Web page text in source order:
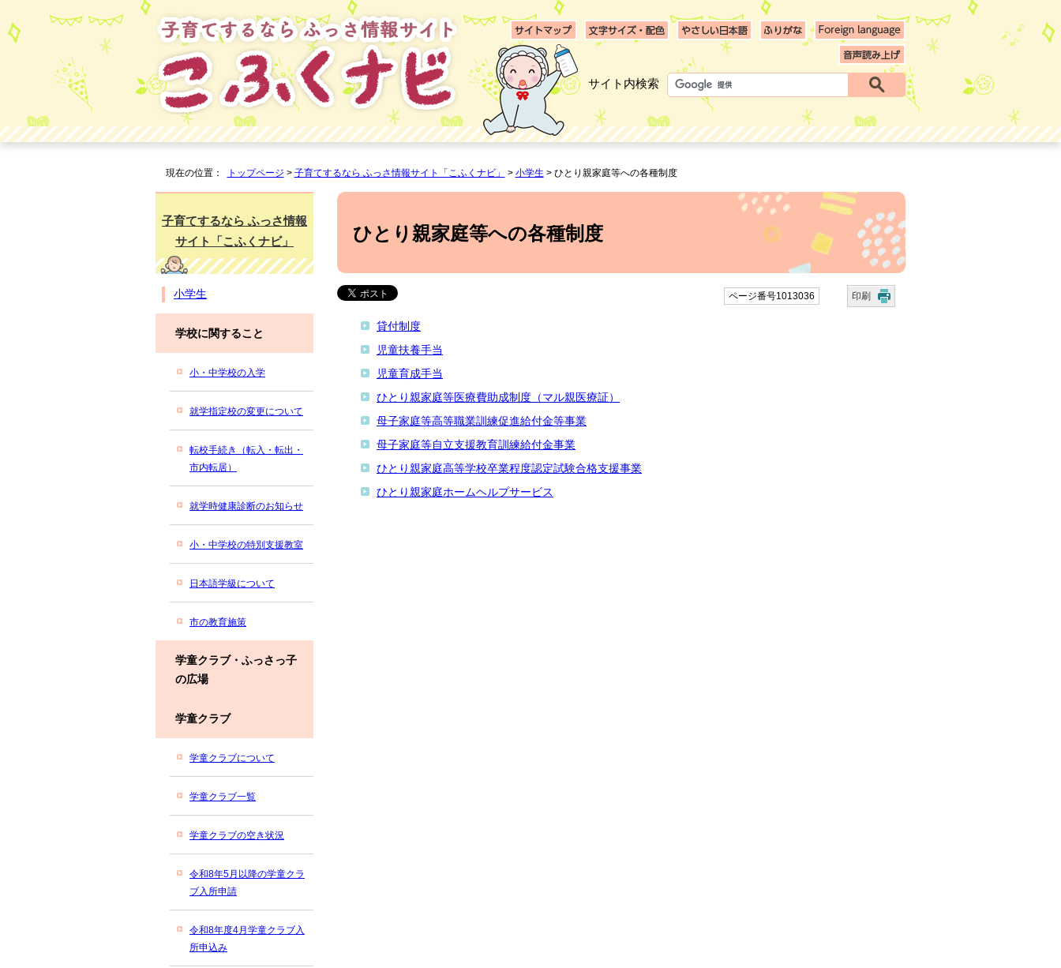
サイト内検索
現在の位置： トップページ > 子育てするなら ふっさ情報サイト「こふくナビ」 > 小学生 > ひとり親家庭等への各種制度
ひとり親家庭等への各種制度
ページ番号1013036 印刷
貸付制度
児童扶養手当
児童育成手当
ひとり親家庭等医療費助成制度（マル親医療証）
母子家庭等高等職業訓練促進給付金等事業
母子家庭等自立支援教育訓練給付金事業
ひとり親家庭高等学校卒業程度認定試験合格支援事業
ひとり親家庭ホームヘルプサービス
子育てするなら ふっさ情報
サイト「こふくナビ」
小学生
学校に関すること
小・中学校の入学
就学指定校の変更について
転校手続き（転入・転出・
市内転居）
就学時健康診断のお知らせ
小・中学校の特別支援教室
日本語学級について
市の教育施策
学童クラブ・ふっさっ子
の広場
学童クラブ
学童クラブについて
学童クラブ一覧
学童クラブの空き状況
令和8年5月以降の学童クラ
ブ入所申請
令和8年度4月学童クラブ入
所申込み